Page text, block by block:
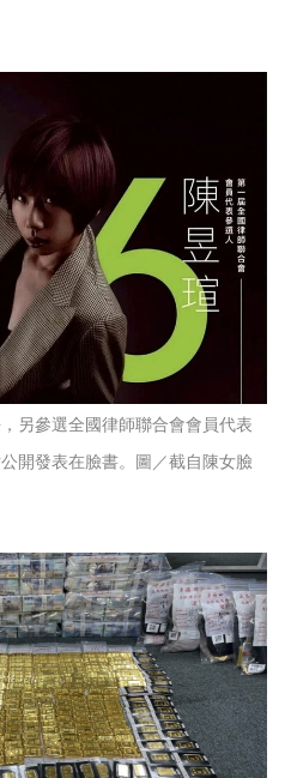
另參選全國律師聯合會會員代表
開發表在臉書。圖／截自陳女臉